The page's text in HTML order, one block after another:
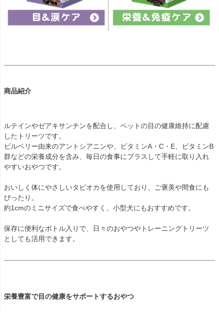
商品紹介
ルテインやゼアキサンチンを配合し、ペットの目の健康維持に配慮
したトリーツです。
ビルベリー由来のアントシアニンや、ビタミンA・C・E、ビタミンB
群などの栄養成分を含み、毎日の食事にプラスして手軽に取り入れ
やすいおやつです。
おいしく体にやさしいタピオカを使用しており、ご褒美や間食にも
ぴったり。
約1cmのミニサイズで食べやすく、小型犬にもおすすめです。
保存に便利なボトル入りで、日々のおやつやトレーニングトリーツ
としても活用できます。
栄養豊富で目の健康をサポートするおやつ